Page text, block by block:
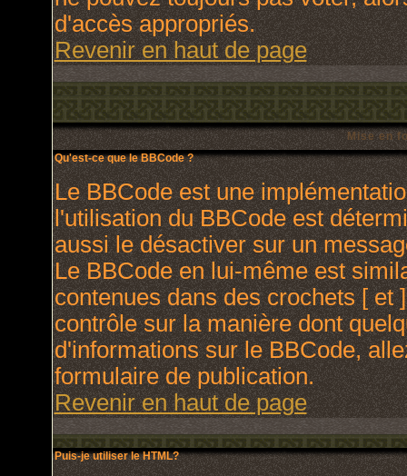
d'accès appropriés.
Revenir en haut de page
Mise en
Qu'est-ce que le BBCode ?
Le BBCode est une
l'utilisation du BBCode est
aussi le désactiver sur un
Le BBCode en lui-même est
contenues dans des crochets [ et
contrôle sur la manière dont
d'informations sur le BBCode,
formulaire de publication.
Revenir en haut de page
Puis-je utiliser le HTML?